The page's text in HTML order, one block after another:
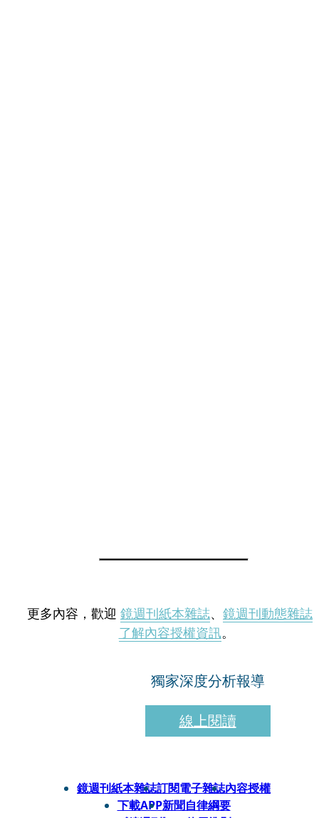
更多內容，歡迎 鏡週刊紙本雜誌、 鏡週刊動態雜誌
了解內容授權資訊。
獨家深度分析報導
線上閱讀
鏡週刊紙本雜誌訂閱電子雜誌內容授權
下載APP新聞自律綱要